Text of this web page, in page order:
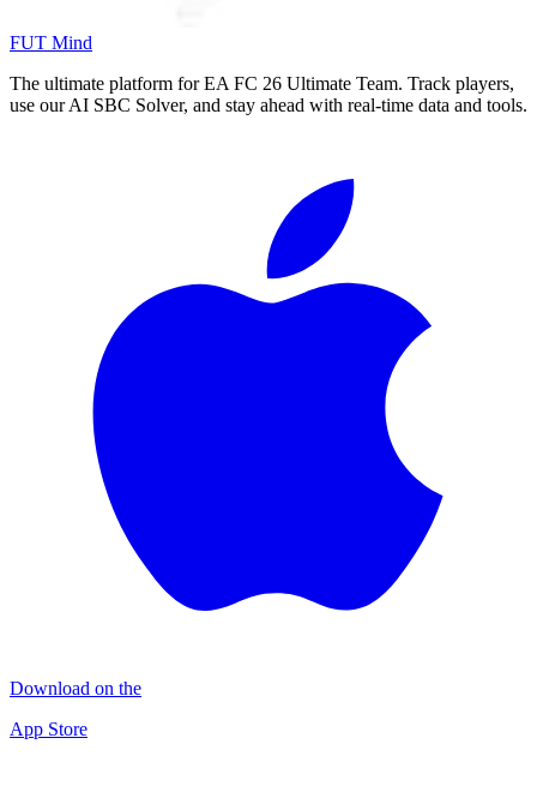
FUT Mind
The ultimate platform for EA FC 26 Ultimate Team. Track players,
use our AI SBC Solver, and stay ahead with real-time data and tools.
Download on the
App Store